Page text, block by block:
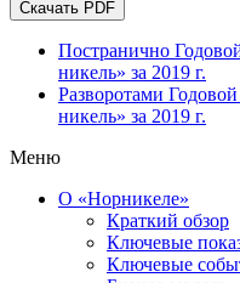
Скачать PDF
Постранично
никель» за 2019 г.
Разворотами
никель» за 2019 г.
Меню
О «Норникеле»
Краткий обзор
Ключевые
Ключевые